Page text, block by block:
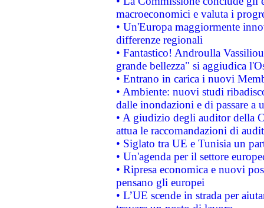
macroeconomici e valuta i
• Un'Europa maggiormente
differenze regionali
• Fantastico! Androulla
grande bellezza" si aggiudica
• Entrano in carica i nuovi
• Ambiente: nuovi studi
dalle inondazioni e di passare a
• A giudizio degli auditor della
attua le raccomandazioni di
• Siglato tra UE e Tunisia un
• Un'agenda per il settore
• Ripresa economica e nuovi
pensano gli europei
• L’UE scende in strada per